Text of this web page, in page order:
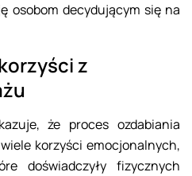
osobom decydującym się na
z
że proces ozdabiania
korzyści emocjonalnych,
doświadczyły fizycznych